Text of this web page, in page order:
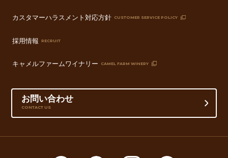
カスタマーハラスメント対応方針 CUSTOMER SERVICE POLICY
採用情報 RECRUIT
キャメルファームワイナリー CAMEL FARM WINERY
お問い合わせ
CONTACT US